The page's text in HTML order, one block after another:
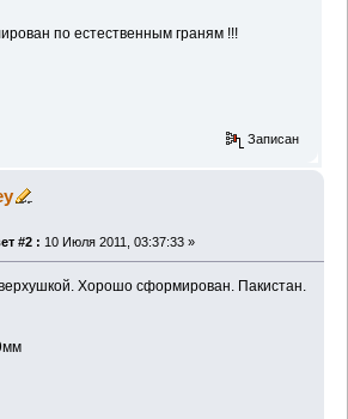
по естественным граням !!!
Записан
#2 : 10 Июля 2011, 03:37:33 »
Хорошо сформирован. Пакистан.